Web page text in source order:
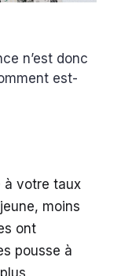
n’est donc
est-
à votre taux
moins
ont
pousse à